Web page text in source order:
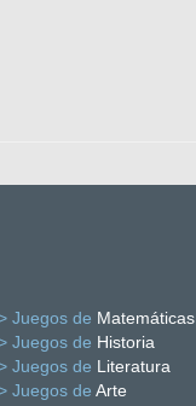
Juegos de Matemáticas
Juegos de Historia
Juegos de Literatura
Juegos de Arte